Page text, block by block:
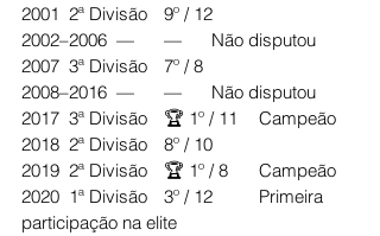
2001	2ª Divisão	9º / 12
2002–2006	—	—	Não disputou
2007	3ª Divisão	7º / 8
2008–2016	—	—	Não disputou
2017	3ª Divisão	🏆 1º / 11	Campeão
2018	2ª Divisão	8º / 10
2019	2ª Divisão	🏆 1º / 8	Campeão
2020	1ª Divisão	3º / 12	Primeira
participação na elite